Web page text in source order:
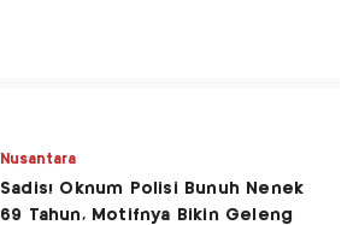
Nusantara
Sadis! Oknum Polisi Bunuh Nenek
69 Tahun, Motifnya Bikin Geleng